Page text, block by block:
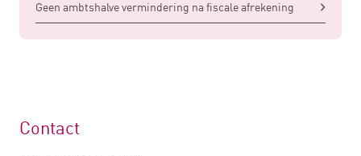
Geen ambtshalve vermindering na fiscale afrekening
Contact